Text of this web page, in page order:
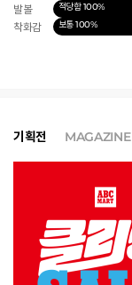
발볼 적당함100%
착화감 보통100%
기획전 MAGAZINE